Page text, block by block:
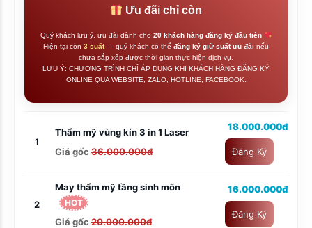
Ưu đãi chỉ còn
Quý khách lưu ý, ưu đãi dành cho 20 khách hàng đăng ký đầu tiên
Hiện tại còn 3 suất— quý khách có thể đăng ký giữ suất ưu đãi nếu
chưa sắp xếp được thời gian thực hiện dịch vụ.
LƯU Ý: CHƯƠNG TRÌNH CHỈ ÁP DỤNG KHI KHÁCH HÀNG ĐĂNG KÝ
ONLINE QUA WEBSITE, ZALO, HOTLINE, FACEBOOK.
1
Thẩm mỹ vùng kín 3 in 1 Laser
Giá gốc 36.000.000đ
18.000.000đ
Đăng Ký
2
May thẩm mỹ tầng sinh môn
HOT
Giá gốc 20.000.000đ
16.000.000đ
Đăng Ký